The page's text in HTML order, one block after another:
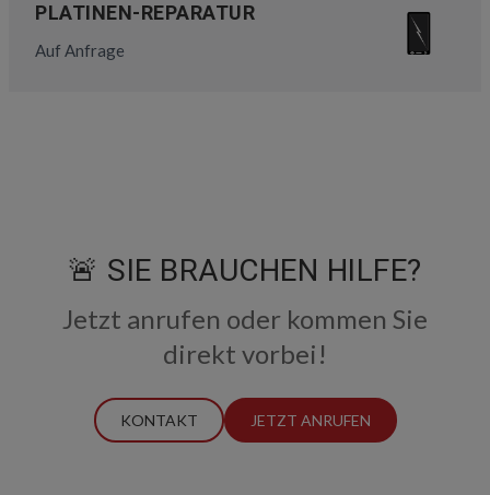
PLATINEN-REPARATUR
Auf Anfrage
🚨 SIE BRAUCHEN HILFE?
Jetzt anrufen oder kommen Sie
direkt vorbei!
KONTAKT JETZT ANRUFEN